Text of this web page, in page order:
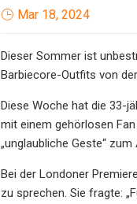
Mar 18, 2024
Dieser Sommer ist
Barbiecore-Outfits von
Diese Woche hat die 33-
mit einem gehörlosen
„unglaubliche Geste“
Bei der Londoner
zu sprechen. Sie fragte: